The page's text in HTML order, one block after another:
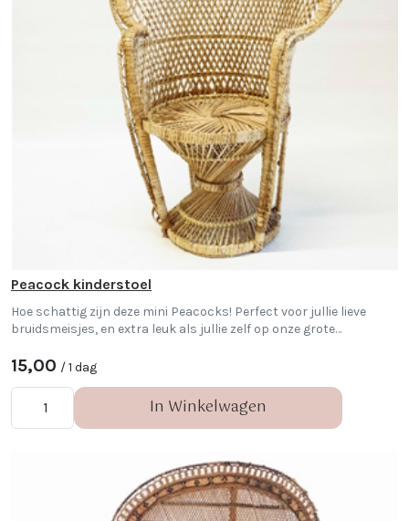
Peacock kinderstoel
Hoe schattig zijn deze mini Peacocks! Perfect voor jullie lieve
bruidsmeisjes, en extra leuk als jullie zelf op onze grote
15,00 / 1 dag
In Winkelwagen